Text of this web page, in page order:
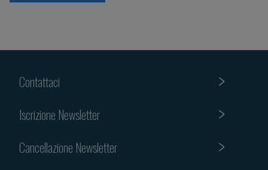
Contattaci
Iscrizione Newsletter
Cancellazione Newsletter